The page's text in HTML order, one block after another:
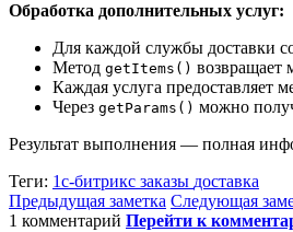
Обработка дополнительных услуг:
Для каждой службы доставки
Метод getItems() возвращает
Каждая услуга предоставляет
Через getParams() можно
Результат выполнения — полная
Теги: 1с-битрикс заказы доставка
Предыдущая заметка Следующая
1 комментарий Перейти к